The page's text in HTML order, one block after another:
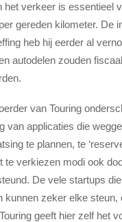
het verkeer is essentieel
gereden kilometer. De
heb hij eerder al
autodelen zouden
van Touring
van applicaties die
te plannen, te
te verkiezen modi ook
De vele startups
kunnen zeker elke steun,
geeft hier zelf het